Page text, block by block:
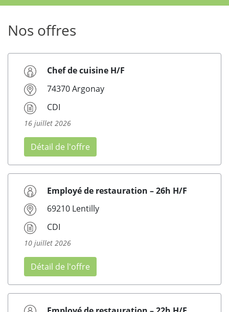
Nos offres
Chef de cuisine H/F
74370 Argonay
CDI
16 juillet 2026
Détail de l'offre
Employé de restauration – 26h H/F
69210 Lentilly
CDI
10 juillet 2026
Détail de l'offre